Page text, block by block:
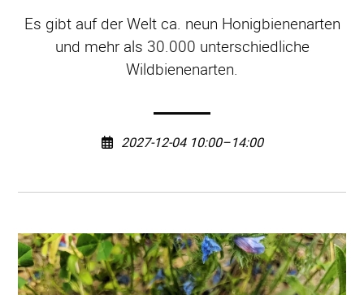
Es gibt auf der Welt ca. neun Honigbienenarten
und mehr als 30.000 unterschiedliche
Wildbienenarten.
2027-12-04 10:00–14:00